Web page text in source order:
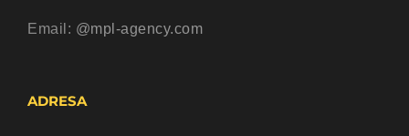
Email: @mpl-agency.com
ADRESA